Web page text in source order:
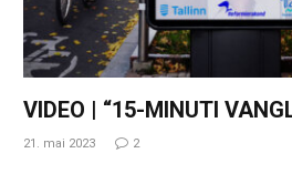
VIDEO | “15-MINUTI
21. mai 2023 2